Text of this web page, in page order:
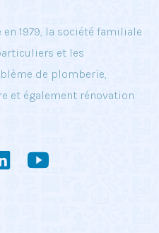
1979, la société familiale
et les
de plomberie,
et également rénovation